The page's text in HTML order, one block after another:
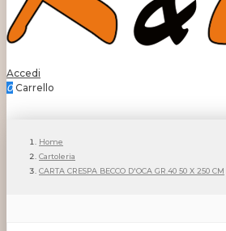
Accedi
0 Carrello
Home
Cartoleria
CARTA CRESPA BECCO D'OCA GR.40 50 X 250 CM